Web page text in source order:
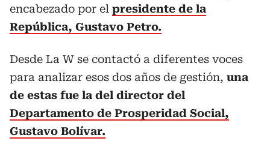
encabezado por el presidente de la
República, Gustavo Petro.
Desde La W se contactó a diferentes voces
para analizar esos dos años de gestión, una
de estas fue la del director del
Departamento de Prosperidad Social,
Gustavo Bolívar.